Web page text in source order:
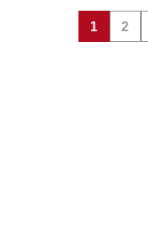
1 2